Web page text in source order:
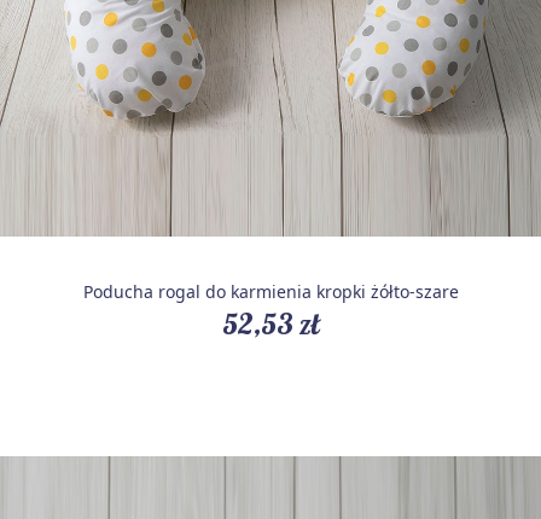
Poducha rogal do karmienia kropki żółto-szare
52,53 zł